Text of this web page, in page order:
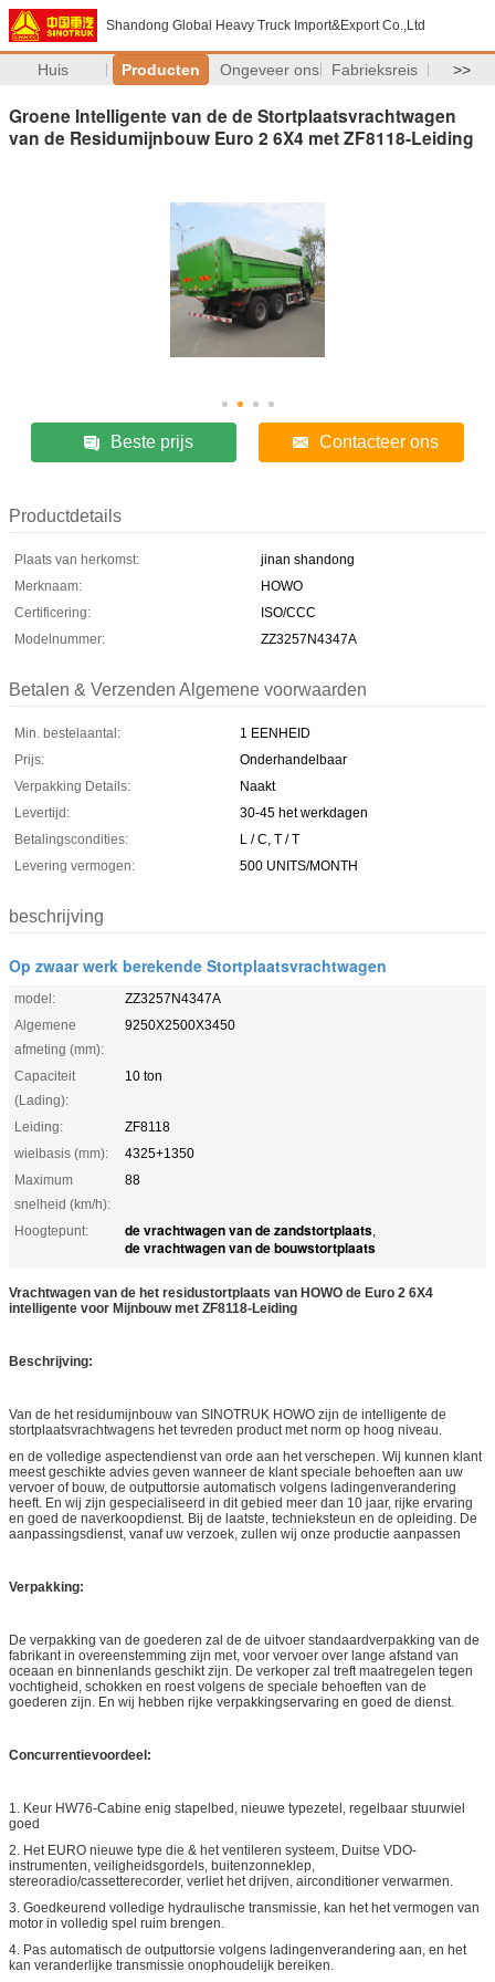
Shandong Global Heavy Truck Import&Export Co.,Ltd
Huis Producten Ongeveer ons Fabrieksreis >>
Groene Intelligente van de de Stortplaatsvrachtwagen
van de Residumijnbouw Euro 2 6X4 met ZF8118-Leiding
Beste prijs Contacteer ons
Productdetails
Plaats van herkomst:
jinan shandong
Merknaam:
HOWO
Certificering:
ISO/CCC
Modelnummer:
ZZ3257N4347A
Betalen & Verzenden Algemene voorwaarden
Min. bestelaantal:
1 EENHEID
Prijs:
Onderhandelbaar
Verpakking Details:
Naakt
Levertijd:
30-45 het werkdagen
Betalingscondities:
L / C, T / T
Levering vermogen:
500 UNITS/MONTH
beschrijving
Op zwaar werk berekende Stortplaatsvrachtwagen
model:
ZZ3257N4347A
Algemene
afmeting (mm):
9250X2500X3450
Capaciteit
(Lading):
10 ton
Leiding:
ZF8118
wielbasis (mm):
4325+1350
Maximum
snelheid (km/h):
88
Hoogtepunt: de vrachtwagen van de zandstortplaats,
de vrachtwagen van de bouwstortplaats
Vrachtwagen van de het residustortplaats van HOWO de Euro 2 6X4
intelligente voor Mijnbouw met ZF8118-Leiding
Beschrijving:
Van de het residumijnbouw van SINOTRUK HOWO zijn de intelligente de
stortplaatsvrachtwagens het tevreden product met norm op hoog niveau.
en de volledige aspectendienst van orde aan het verschepen. Wij kunnen klant
meest geschikte advies geven wanneer de klant speciale behoeften aan uw
vervoer of bouw, de outputtorsie automatisch volgens ladingenverandering
heeft. En wij zijn gespecialiseerd in dit gebied meer dan 10 jaar, rijke ervaring
en goed de naverkoopdienst. Bij de laatste, technieksteun en de opleiding. De
aanpassingsdienst, vanaf uw verzoek, zullen wij onze productie aanpassen
Verpakking:
De verpakking van de goederen zal de de uitvoer standaardverpakking van de
fabrikant in overeenstemming zijn met, voor vervoer over lange afstand van
oceaan en binnenlands geschikt zijn. De verkoper zal treft maatregelen tegen
vochtigheid, schokken en roest volgens de speciale behoeften van de
goederen zijn. En wij hebben rijke verpakkingservaring en goed de dienst.
Concurrentievoordeel:
1. Keur HW76-Cabine enig stapelbed, nieuwe typezetel, regelbaar stuurwiel
goed
2. Het EURO nieuwe type die & het ventileren systeem, Duitse VDO-
instrumenten, veiligheidsgordels, buitenzonneklep,
stereoradio/cassetterecorder, verliet het drijven, airconditioner verwarmen.
3. Goedkeurend volledige hydraulische transmissie, kan het het vermogen van
motor in volledig spel ruim brengen.
4. Pas automatisch de outputtorsie volgens ladingenverandering aan, en het
kan veranderlijke transmissie onophoudelijk bereiken.